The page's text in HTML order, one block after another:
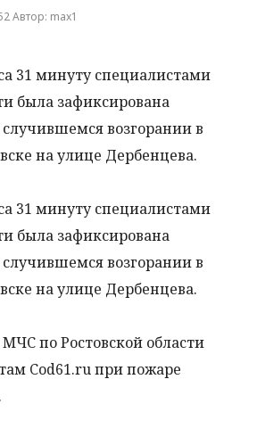
Автор: max1
31 минуту специалистами
была зафиксирована
возгорании в
на улице Дербенцева.
31 минуту специалистами
была зафиксирована
возгорании в
на улице Дербенцева.
по Ростовской области
Cod61.ru при пожаре